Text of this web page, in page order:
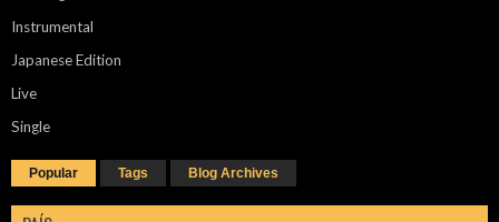
Instrumental
Japanese Edition
Live
Single
Popular Tags Blog Archives